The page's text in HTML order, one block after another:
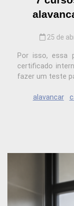
25 de
Por isso, essa
certificado
fazer um teste
alavancar